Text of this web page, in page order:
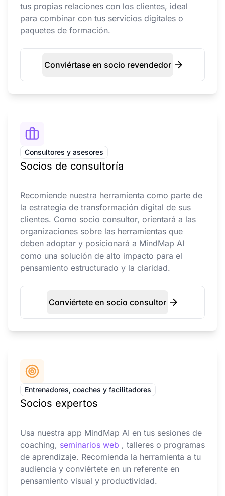
tus propias relaciones con los clientes, ideal
para combinar con tus servicios digitales o
paquetes de formación.
Conviértase en socio revendedor
Consultores y asesores
Socios de consultoría
Recomiende nuestra herramienta como parte de
la estrategia de transformación digital de sus
clientes. Como socio consultor, orientará a las
organizaciones sobre las herramientas que
deben adoptar y posicionará a MindMap AI
como una solución de alto impacto para el
pensamiento estructurado y la claridad.
Conviértete en socio consultor
Entrenadores, coaches y facilitadores
Socios expertos
Usa nuestra app MindMap AI en tus sesiones de
coaching, seminarios web , talleres o programas
de aprendizaje. Recomienda la herramienta a tu
audiencia y conviértete en un referente en
pensamiento visual y productividad.